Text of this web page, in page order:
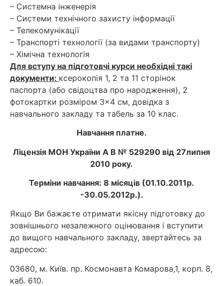
– Системна інженерія
– Системи технічного захисту інформації
– Телекомунікації
– Транспорті технології (за видами транспорту)
– Хімічна технологія
Для вступу на підготовчі курси необхідні такі
документи: ксерокопія 1, 2 та 11 сторінок
паспорта (або свідоцтва про народження), 2
фотокартки розміром 3×4 см, довідка з
навчального закладу та табель за 10 клас.
Навчання платне.
Ліцензія МОН України А В № 529290 від 27липня
2010 року.
Терміни навчання: 8 місяців (01.10.2011р.
-30.05.2012р.).
Якщо Ви бажаєте отримати якісну підготовку до
зовнішнього незалежного оцінювання і вступити
до вищого навчального закладу, звертайтесь за
адресою:
03680, м. Київ. пр. Космонавта Комарова,1, корп. 8,
каб. 610.